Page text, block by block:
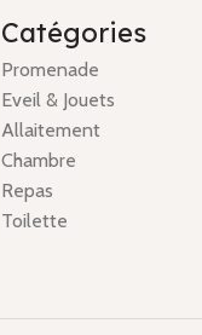
Catégories
Promenade
Eveil & Jouets
Allaitement
Chambre
Repas
Toilette